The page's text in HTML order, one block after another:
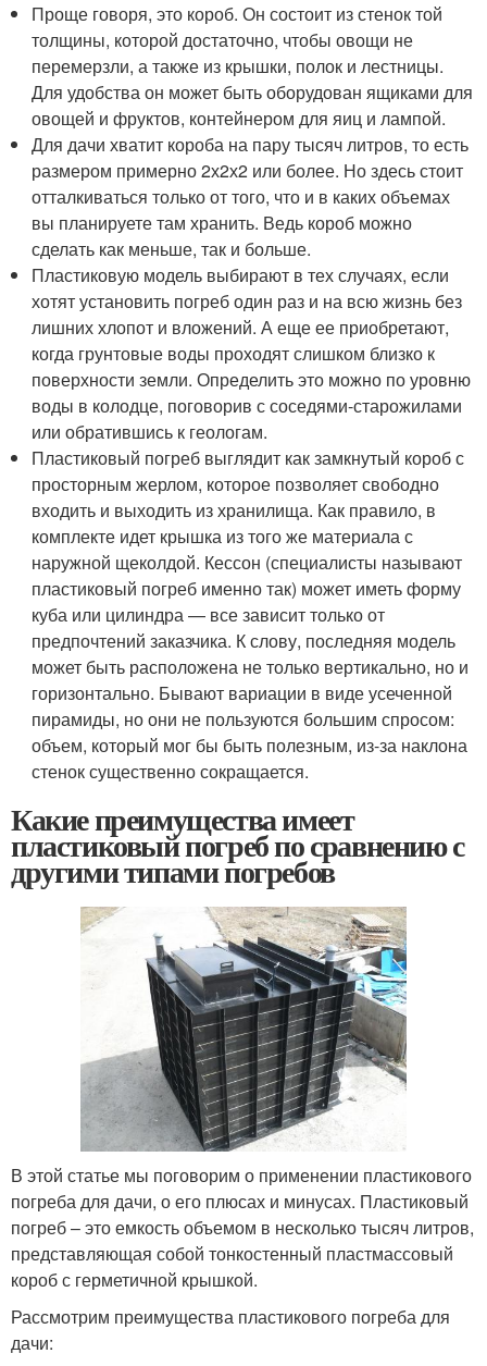
Проще говоря, это короб. Он состоит из стенок той
толщины, которой достаточно, чтобы овощи не
перемерзли, а также из крышки, полок и лестницы.
Для удобства он может быть оборудован ящиками для
овощей и фруктов, контейнером для яиц и лампой.
Для дачи хватит короба на пару тысяч литров, то есть
размером примерно 2х2х2 или более. Но здесь стоит
отталкиваться только от того, что и в каких объемах
вы планируете там хранить. Ведь короб можно
сделать как меньше, так и больше.
Пластиковую модель выбирают в тех случаях, если
хотят установить погреб один раз и на всю жизнь без
лишних хлопот и вложений. А еще ее приобретают,
когда грунтовые воды проходят слишком близко к
поверхности земли. Определить это можно по уровню
воды в колодце, поговорив с соседями-старожилами
или обратившись к геологам.
Пластиковый погреб выглядит как замкнутый короб с
просторным жерлом, которое позволяет свободно
входить и выходить из хранилища. Как правило, в
комплекте идет крышка из того же материала с
наружной щеколдой. Кессон (специалисты называют
пластиковый погреб именно так) может иметь форму
куба или цилиндра — все зависит только от
предпочтений заказчика. К слову, последняя модель
может быть расположена не только вертикально, но и
горизонтально. Бывают вариации в виде усеченной
пирамиды, но они не пользуются большим спросом:
объем, который мог бы быть полезным, из-за наклона
стенок существенно сокращается.
Какие преимущества имеет
пластиковый погреб по сравнению с
другими типами погребов
В этой статье мы поговорим о применении пластикового
погреба для дачи, о его плюсах и минусах. Пластиковый
погреб – это емкость объемом в несколько тысяч литров,
представляющая собой тонкостенный пластмассовый
короб с герметичной крышкой.
Рассмотрим преимущества пластикового погреба для
дачи: